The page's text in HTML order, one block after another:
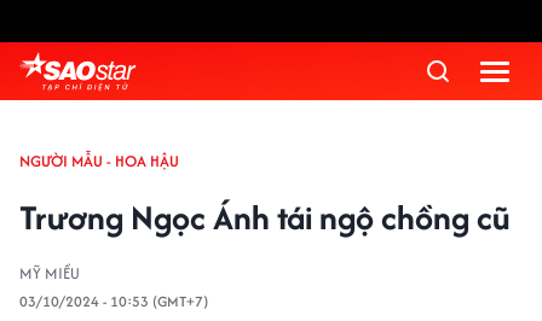
NGƯỜI MẪU - HOA HẬU
Trương Ngọc Ánh tái ngộ chồng cũ
MỸ MIỀU
03/10/2024 - 10:53 (GMT+7)